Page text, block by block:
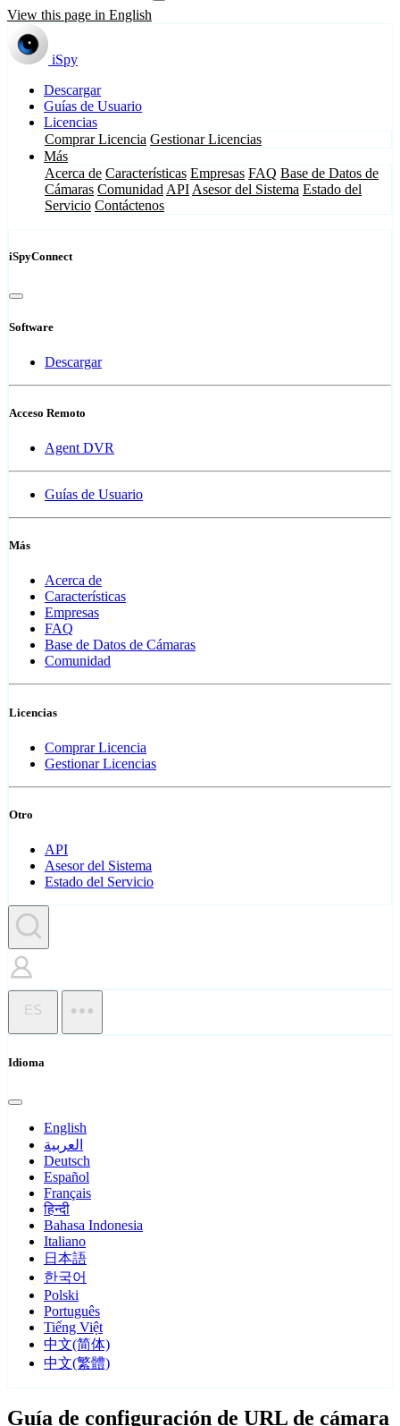
View this page in English
iSpy
Descargar
Guías de Usuario
Licencias
Comprar Licencia Gestionar Licencias
Más
Acerca de Características Empresas FAQ Base de Datos de
Cámaras Comunidad API Asesor del Sistema Estado del
Servicio Contáctenos
iSpyConnect
Software
Descargar
Acceso Remoto
Agent DVR
Guías de Usuario
Más
Acerca de
Características
Empresas
FAQ
Base de Datos de Cámaras
Comunidad
Licencias
Comprar Licencia
Gestionar Licencias
Otro
API
Asesor del Sistema
Estado del Servicio
ES
Idioma
English
العربية
Deutsch
Español
Français
हिन्दी
Bahasa Indonesia
Italiano
日本語
한국어
Polski
Português
Tiếng Việt
中文(简体)
中文(繁體)
Guía de configuración de URL de cámara